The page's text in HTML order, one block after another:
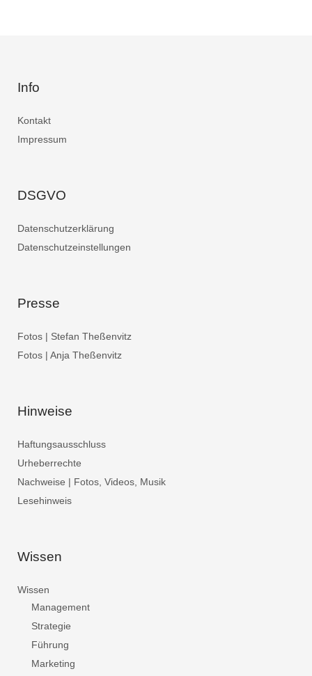
Info
Kontakt
Impressum
DSGVO
Datenschutzerklärung
Datenschutzeinstellungen
Presse
Fotos | Stefan Theßenvitz
Fotos | Anja Theßenvitz
Hinweise
Haftungsausschluss
Urheberrechte
Nachweise | Fotos, Videos, Musik
Lesehinweis
Wissen
Wissen
Management
Strategie
Führung
Marketing